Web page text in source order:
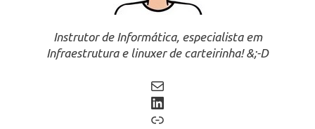
Instrutor de Informática, especialista em
Infraestrutura e linuxer de carteirinha! &;-D
Mail
LinkedIn
Link